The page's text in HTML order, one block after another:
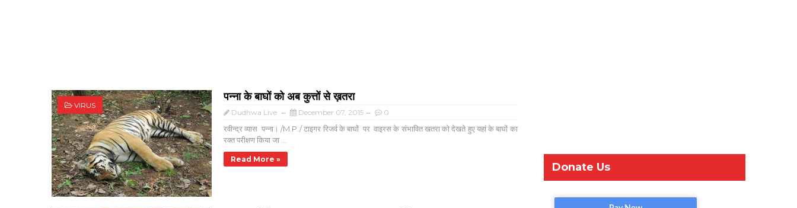
VIRUS
पन्ना के बाघों को अब कुत्तों से ख़तरा
Dudhwa Live December 07, 2015 0
रवीन्द्र व्यास पन्ना। /M.P./ टाइगर रिजर्व के बाघों पर वाइरस के संभावित खतरा को देखते हुए यहां के बाघों का
रक्त परीक्षण किया जा ...
Read More »
Donate Us